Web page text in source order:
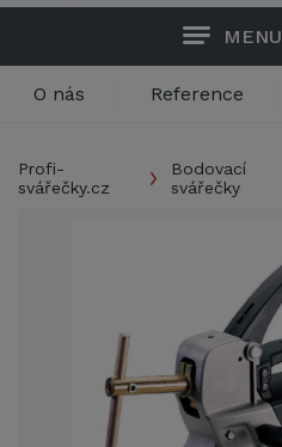
MENU
O nás Reference
Profi-
svářečky.cz
Bodovací
svářečky